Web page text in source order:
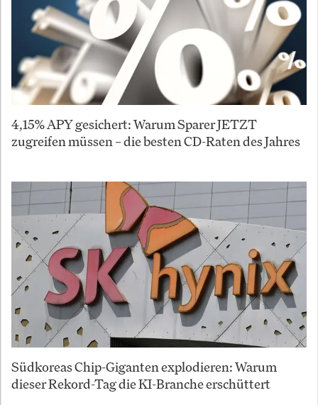
4,15% APY gesichert: Warum Sparer JETZT
zugreifen müssen – die besten CD-Raten des Jahres
Südkoreas Chip-Giganten explodieren: Warum
dieser Rekord-Tag die KI-Branche erschüttert